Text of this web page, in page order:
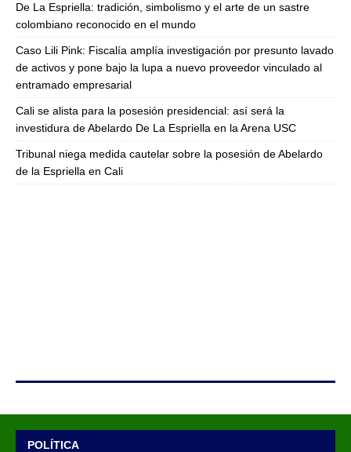
De La Espriella: tradición, simbolismo y el arte de un sastre
colombiano reconocido en el mundo
Caso Lili Pink: Fiscalía amplía investigación por presunto lavado
de activos y pone bajo la lupa a nuevo proveedor vinculado al
entramado empresarial
Cali se alista para la posesión presidencial: así será la
investidura de Abelardo De La Espriella en la Arena USC
Tribunal niega medida cautelar sobre la posesión de Abelardo
de la Espriella en Cali
POLÍTICA